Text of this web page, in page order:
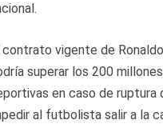
contrato vigente de
superar los 200
en caso de ruptura
al futbolista salir a la